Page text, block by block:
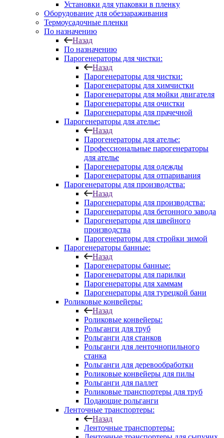
Установки для упаковки в пленку
Оборудование для обеззараживания
Термоусадочные пленки
По назначению
Назад
По назначению
Парогенераторы для чистки:
Назад
Парогенераторы для чистки:
Парогенераторы для химчистки
Парогенераторы для мойки двигателя
Парогенераторы для очистки
Парогенераторы для прачечной
Парогенераторы для ателье:
Назад
Парогенераторы для ателье:
Профессиональные парогенераторы
для ателье
Парогенераторы для одежды
Парогенераторы для отпаривания
Парогенераторы для производства:
Назад
Парогенераторы для производства:
Парогенераторы для бетонного завода
Парогенераторы для швейного
производства
Парогенераторы для стройки зимой
Парогенераторы банные:
Назад
Парогенераторы банные:
Парогенераторы для парилки
Парогенераторы для хаммам
Парогенераторы для турецкой бани
Роликовые конвейеры:
Назад
Роликовые конвейеры:
Рольганги для труб
Рольганги для станков
Рольганги для ленточнопильного
станка
Рольганги для деревообработки
Роликовые конвейеры для пилы
Рольганги для паллет
Роликовые транспортеры для труб
Подающие рольганги
Ленточные транспортеры:
Назад
Ленточные транспортеры: